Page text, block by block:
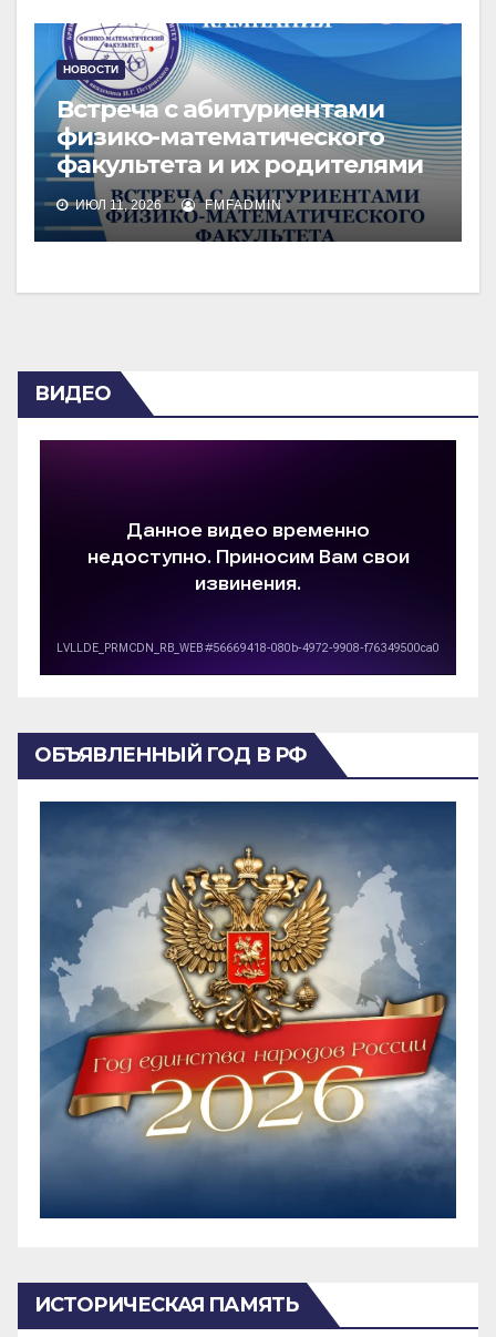
НОВОСТИ
Встреча с абитуриентами
физико-математического
факультета и их родителями
ИЮЛ 11, 2026 FMFADMIN
ВИДЕО
ОБЪЯВЛЕННЫЙ ГОД В РФ
ИСТОРИЧЕСКАЯ ПАМЯТЬ